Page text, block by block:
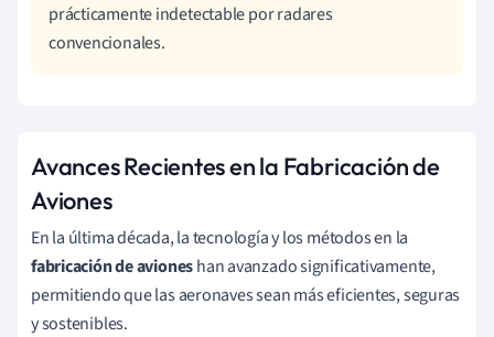
prácticamente indetectable por radares
convencionales.
Avances Recientes en la Fabricación de
Aviones
En la última década, la tecnología y los métodos en la
fabricación de avioneshan avanzado significativamente,
permitiendo que las aeronaves sean más eficientes, seguras
y sostenibles.